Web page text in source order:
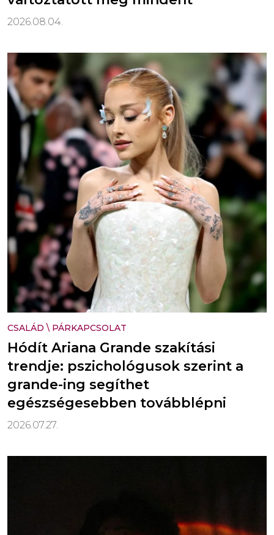
2026.08.04.
CSALÁD \ PÁRKAPCSOLAT
Hódít Ariana Grande szakítási
trendje: pszichológusok szerint a
grande-ing segíthet
egészségesebben továbblépni
2026.07.27.